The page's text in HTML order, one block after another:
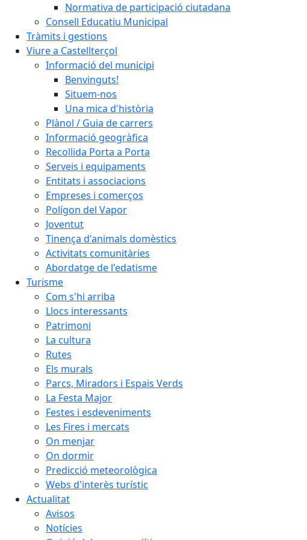
Normativa de participació ciutadana
Consell Educatiu Municipal
Tràmits i gestions
Viure a Castellterçol
Informació del municipi
Benvinguts!
Situem-nos
Una mica d'història
Plànol / Guia de carrers
Informació geogràfica
Recollida Porta a Porta
Serveis i equipaments
Entitats i associacions
Empreses i comerços
Polígon del Vapor
Joventut
Tinença d'animals domèstics
Activitats comunitàries
Abordatge de l'edatisme
Turisme
Com s'hi arriba
Llocs interessants
Patrimoni
La cultura
Rutes
Els murals
Parcs, Miradors i Espais Verds
La Festa Major
Festes i esdeveniments
Les Fires i mercats
On menjar
On dormir
Predicció meteorològica
Webs d'interès turístic
Actualitat
Avisos
Notícies